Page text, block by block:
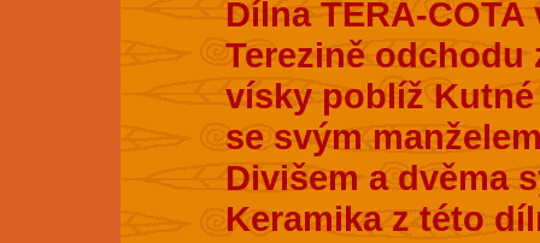
Dílna TERA-
Terezině odchodu
vísky poblíž Kutné
se svým
Divišem a dvěma
Keramika z této